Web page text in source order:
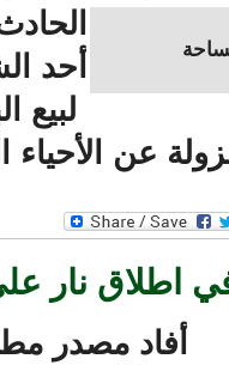
أحد
لبيع
عن الأحياء
اطلاق نار
أفاد مصدر